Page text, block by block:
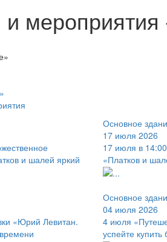
и
и шалей яркий
Основное
17 июля 2026
17 июля в
«Платков и
«Юрий Левитан.
Основное
04 июля 2026
4 июля
успейте купить